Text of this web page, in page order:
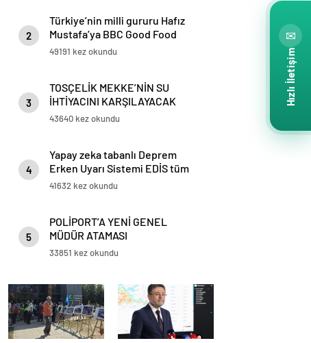
2
Türkiye’nin milli gururu Hafız
Mustafa’ya BBC Good Food
ödülü
49191 kez okundu
3
TOSÇELİK MEKKE’NİN SU
İHTİYACINI KARŞILAYACAK
PROJESİ’NİN BORU TEDARİKİNİ
43640 kez okundu
4
Yapay zeka tabanlı Deprem
Erken Uyarı Sistemi EDİS tüm
Marmara’da kullanılmaya
41632 kez okundu
5
POLİPORT’A YENİ GENEL
MÜDÜR ATAMASI
33851 kez okundu
✉
Hızlı İletişim